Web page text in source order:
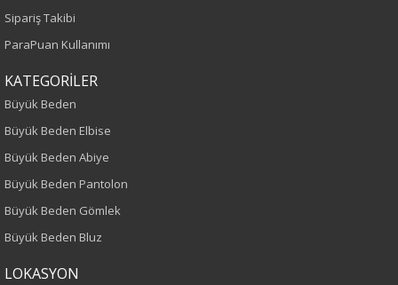
Yaş Grubu
Kalıp
Büyük Beden
Boy
75
Sipariş Takibi
ParaPuan Kullanımı
KATEGORİLER
Büyük Beden
Büyük Beden Elbise
Büyük Beden Abiye
Büyük Beden Pantolon
Büyük Beden Gömlek
Büyük Beden Bluz
LOKASYON